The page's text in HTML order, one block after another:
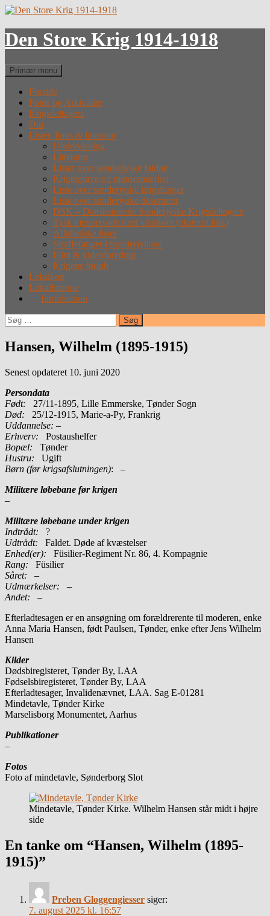
Hop
indhold
Den Store Krig 1914-1918
Søg
Primær menu
Forside
Fotos og Arkivalier
Krigsdeltagere
Om
Lister, links & litteratur
Undervisning
Litteratur
Lister over sønderjyske faldne
Krigergrave og mindesmærker
Liste over sønderjyske krigsfanger
Liste over sønderjyske desertører
DSK – Dansksindede Sønderjyske Krigsdeltagere
Tysk hjemmeside med tabslister (eksternt link)
Alfabetiske lister
Straffefanger i Sønderjylland
Film & videoforedrag
Krigens forløb
Leksikon
Lokalhistorie
Introduction
Søg
efter:
Hansen, Wilhelm (1895-1915)
Senest opdateret 10. juni 2020
Persondata
Født: 27/11-1895, Lille Emmerske, Tønder Sogn
Død: 25/12-1915, Marie-a-Py, Frankrig
Uddannelse: –
Erhverv: Postaushelfer
Bopæl: Tønder
Hustru: Ugift
Børn (før krigsafslutningen): –
Militære løbebane før krigen
–
Militære løbebane under krigen
Indtrådt: ?
Udtrådt: Faldet. Døde af kvæstelser
Enhed(er):
Füsilier-Regiment Nr. 86, 4. Kompagnie
Rang:
Füsilier
Såret: –
Udmærkelser: –
Andet: –
Efterladtesagen er en ansøgning om forældrerente til moderen, enke
Anna Maria Hansen, født Paulsen, Tønder, enke efter Jens Wilhelm
Hansen
Kilder
Dødsbiregisteret, Tønder By, LAA
Fødselsbiregisteret, Tønder By, LAA
Efterladtesager, Invalidenævnet, LAA. Sag E-01281
Mindetavle, Tønder Kirke
Marselisborg Monumentet, Aarhus
Publikationer
–
Fotos
Foto af mindetavle, Sønderborg Slot
Mindetavle, Tønder Kirke. Wilhelm Hansen står midt i højre
side
En tanke om “Hansen, Wilhelm (1895-
1915)”
Preben Gloggengiesser siger:
7. august 2025 kl. 16:57